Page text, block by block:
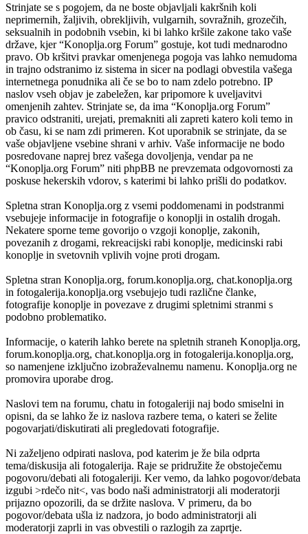
Strinjate se s pogojem, da ne boste objavljali kakršnih koli
neprimernih, žaljivih, obrekljivih, vulgarnih, sovražnih, grozečih,
seksualnih in podobnih vsebin, ki bi lahko kršile zakone tako vaše
države, kjer “Konoplja.org Forum” gostuje, kot tudi mednarodno
pravo. Ob kršitvi pravkar omenjenega pogoja vas lahko nemudoma
in trajno odstranimo iz sistema in sicer na podlagi obvestila vašega
internetnega ponudnika ali če se bo to nam zdelo potrebno. IP
naslov vseh objav je zabeležen, kar pripomore k uveljavitvi
omenjenih zahtev. Strinjate se, da ima “Konoplja.org Forum”
pravico odstraniti, urejati, premakniti ali zapreti katero koli temo in
ob času, ki se nam zdi primeren. Kot uporabnik se strinjate, da se
vaše objavljene vsebine shrani v arhiv. Vaše informacije ne bodo
posredovane naprej brez vašega dovoljenja, vendar pa ne
“Konoplja.org Forum” niti phpBB ne prevzemata odgovornosti za
poskuse hekerskih vdorov, s katerimi bi lahko prišli do podatkov.
Spletna stran Konoplja.org z vsemi poddomenami in podstranmi
vsebujeje informacije in fotografije o konoplji in ostalih drogah.
Nekatere sporne teme govorijo o vzgoji konoplje, zakonih,
povezanih z drogami, rekreacijski rabi konoplje, medicinski rabi
konoplje in svetovnih vplivih vojne proti drogam.
Spletna stran Konoplja.org, forum.konoplja.org, chat.konoplja.org
in fotogalerija.konoplja.org vsebujejo tudi različne članke,
fotografije konoplje in povezave z drugimi spletnimi stranmi s
podobno problematiko.
Informacije, o katerih lahko berete na spletnih straneh Konoplja.org,
forum.konoplja.org, chat.konoplja.org in fotogalerija.konoplja.org,
so namenjene izključno izobraževalnemu namenu. Konoplja.org ne
promovira uporabe drog.
Naslovi tem na forumu, chatu in fotogaleriji naj bodo smiselni in
opisni, da se lahko že iz naslova razbere tema, o kateri se želite
pogovarjati/diskutirati ali pregledovati fotografije.
Ni zaželjeno odpirati naslova, pod katerim je že bila odprta
tema/diskusija ali fotogalerija. Raje se pridružite že obstoječemu
pogovoru/debati ali fotogaleriji. Ker vemo, da lahko pogovor/debata
izgubi >rdečo nit<, vas bodo naši administratorji ali moderatorji
prijazno opozorili, da se držite naslova. V primeru, da bo
pogovor/debata ušla iz nadzora, jo bodo administratorji ali
moderatorji zaprli in vas obvestili o razlogih za zaprtje.